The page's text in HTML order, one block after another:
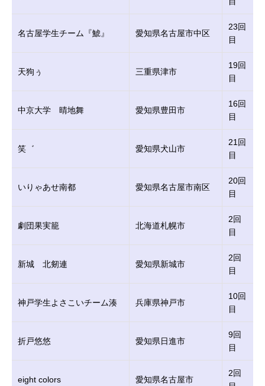
名古屋学生チーム『鯱』 愛知県名古屋市中区
23回
目
天狗ぅ 三重県津市
19回
目
中京大学 晴地舞 愛知県豊田市
16回
目
笑゛ 愛知県犬山市
21回
目
いりゃあせ南都 愛知県名古屋市南区
20回
目
劇団果実籠 北海道札幌市
2回
目
新城 北剱連 愛知県新城市
2回
目
神戸学生よさこいチーム湊 兵庫県神戸市
10回
目
折戸悠悠 愛知県日進市
9回
目
eight colors 愛知県名古屋市
2回